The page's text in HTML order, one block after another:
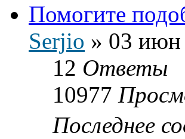
Помогите
Serjio » 03 июн
12 Ответы
10977
Последнее